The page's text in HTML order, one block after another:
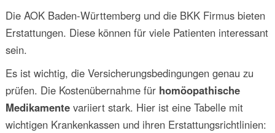
Die AOK Baden-Württemberg und die BKK Firmus bieten
Erstattungen. Diese können für viele Patienten interessant
sein.
Es ist wichtig, die Versicherungsbedingungen genau zu
prüfen. Die Kostenübernahme für homöopathische
Medikamentevariiert stark. Hier ist eine Tabelle mit
wichtigen Krankenkassen und ihren Erstattungsrichtlinien: